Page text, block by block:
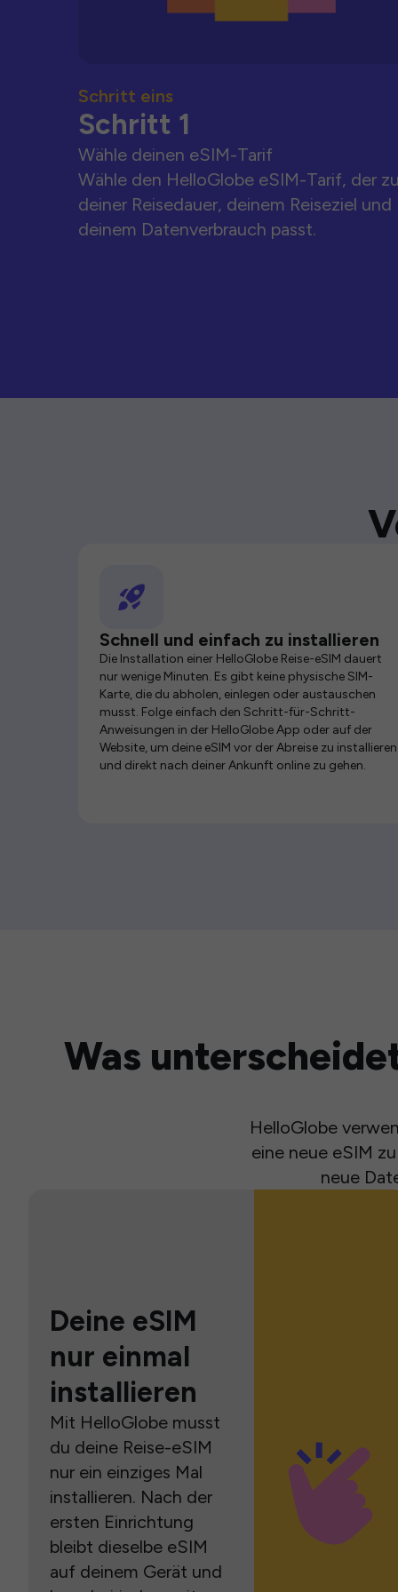
Schritt eins
Schritt 1
Wähle deinen eSIM-Tarif
Wähle den HelloGlobe eSIM-Tarif, der
deiner Reisedauer, deinem Reiseziel und
deinem Datenverbrauch passt.
Schnell und einfach zu installieren
Die Installation einer HelloGlobe Reise-eSIM dauert
nur wenige Minuten. Es gibt keine physische SIM-
Karte, die du abholen, einlegen oder austauschen
musst. Folge einfach den Schritt-für-Schritt-
Anweisungen in der HelloGlobe App oder auf der
Website, um deine eSIM vor der Abreise zu installieren
und direkt nach deiner Ankunft online zu gehen.
Was
HelloGlobe
eine neue eSIM
neue
Deine eSIM
nur einmal
installieren
Mit HelloGlobe musst
du deine Reise-eSIM
nur ein einziges Mal
installieren. Nach der
ersten Einrichtung
bleibt dieselbe eSIM
auf deinem Gerät und